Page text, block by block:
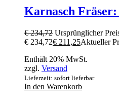
Karnasch Fräser:
€234,72 Ursprünglicher
€ 234,72€ 211,25Aktueller
Enthält 20% MwSt.
zzgl. Versand
Lieferzeit: sofort lieferbar
In den Warenkorb